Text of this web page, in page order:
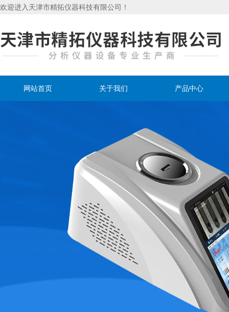
欢迎进入天津市精拓仪器科技有限公司！
网站首页 关于我们 产品中心